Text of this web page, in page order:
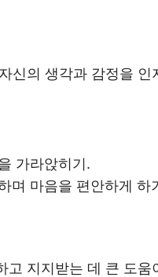
신의 생각과 감정을
가라앉히기.
며 마음을 편안하게 하
고 지지받는 데 큰 도